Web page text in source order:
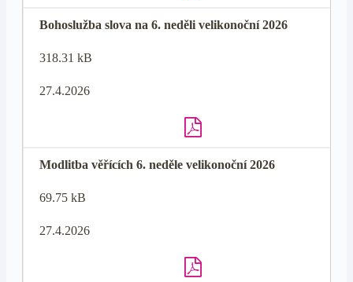
Bohoslužba slova na 6. neděli velikonoční 2026
318.31 kB
27.4.2026
Modlitba věřících 6. neděle velikonoční 2026
69.75 kB
27.4.2026